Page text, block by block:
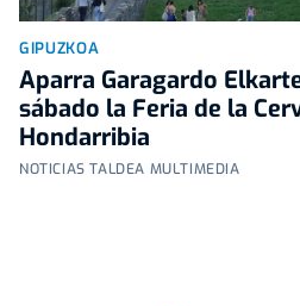
GIPUZKOA
Aparra Garagardo
sábado la Feria de la
Hondarribia
NOTICIAS TALDEA MULTIMEDIA